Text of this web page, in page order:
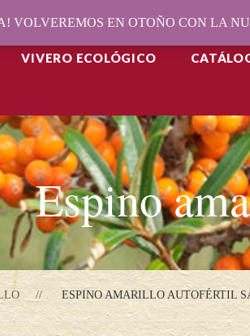
VIVERO ECOLÓGICO
Espino
ESPINO AMARILLO AUTOFÉRTIL
VOLVEREMOS EN OTOÑO CON LA